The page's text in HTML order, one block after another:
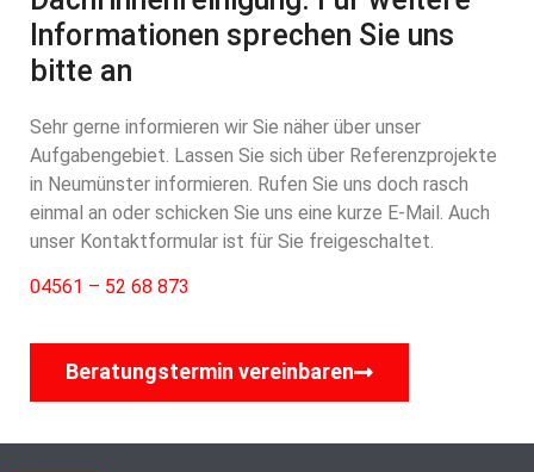
Informationen sprechen Sie uns
bitte an
Sehr gerne informieren wir Sie näher über unser
Aufgabengebiet. Lassen Sie sich über Referenzprojekte
in Neumünster informieren. Rufen Sie uns doch rasch
einmal an oder schicken Sie uns eine kurze E-Mail. Auch
unser Kontaktformular ist für Sie freigeschaltet.
04561 – 52 68 873
Beratungstermin vereinbaren